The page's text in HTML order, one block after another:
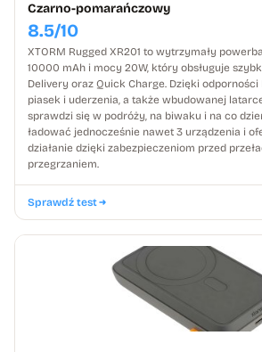
Czarno-pomarańczowy
8.5/10
XTORM Rugged XR201 to wytrzymały
10000 mAh i mocy 20W, który obsługuje
Delivery oraz Quick Charge. Dzięki odporności
piasek i uderzenia, a także wbudowanej
sprawdzi się w podróży, na biwaku i na co
ładować jednocześnie nawet 3 urządzenia i
działanie dzięki zabezpieczeniom przed
przegrzaniem.
Sprawdź test